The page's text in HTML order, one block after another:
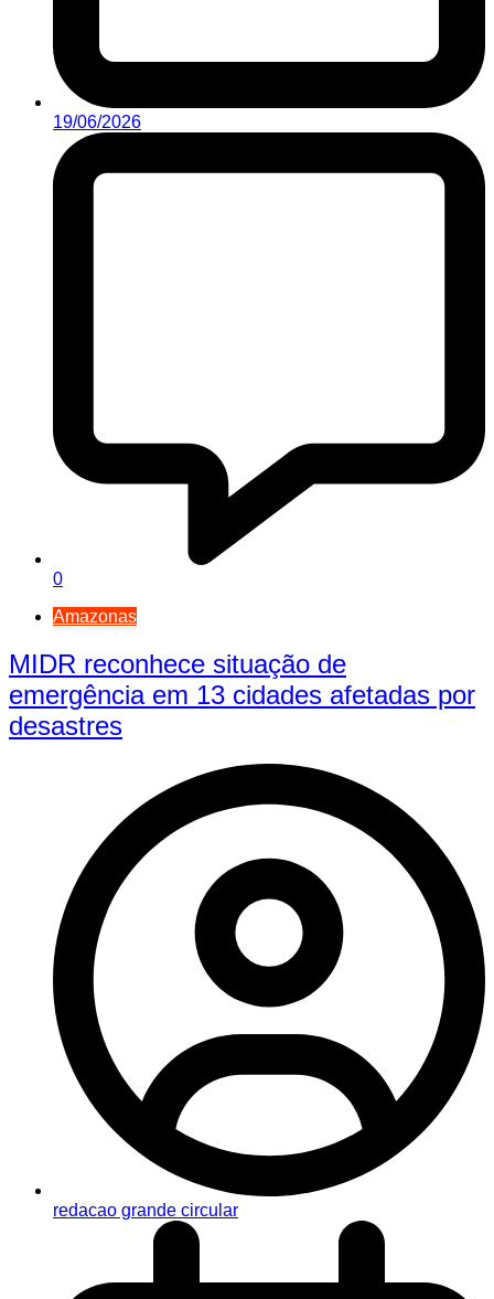
19/06/2026
0
Amazonas
MIDR reconhece situação de
emergência em 13 cidades afetadas por
desastres
redacao grande circular